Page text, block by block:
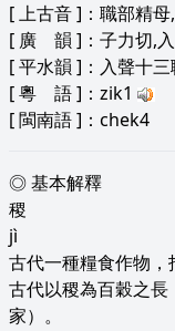
[上古音]：職部精
[ 廣 韻 ]：子力切,
[平水韻 ]：入聲十三
[粵 語]：zik1
[閩南語]：chek4
◎ 基本解釋
稷
jì
古代一種糧食作物，
古代以稷為百穀之
家）。